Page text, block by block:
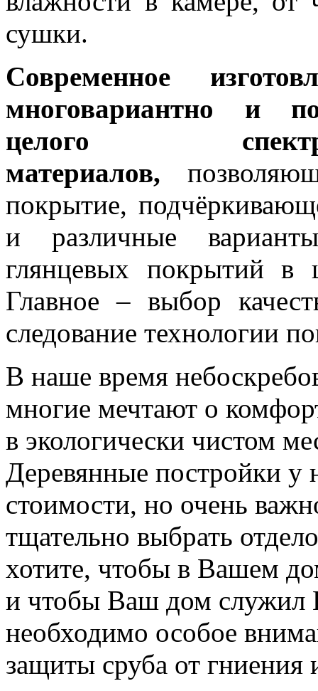
сушки.
Современное
многовариантно и
целого
материалов,
покрытие,
и различные
глянцевых покрытий в
Главное – выбор
следование технологии
В наше время
многие мечтают о
в экологически чистом
Деревянные постройки у
стоимости, но очень
тщательно выбрать
хотите, чтобы в Вашем
и чтобы Ваш дом служил
необходимо особое
защиты сруба от гниения